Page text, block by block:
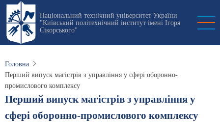
Перейти
основного
вмісту
Національний технічний університет України
"Київський політехнічний інститут імені Ігоря
Сікорського"
Головна
Перший випуск магістрів з управління у сфері оборонно-
промислового комплексу
Перший випуск магістрів з управління у
сфері оборонно-промислового комплексу